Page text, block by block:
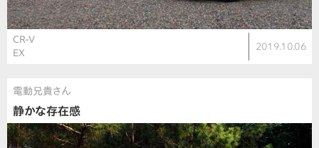
CR-V
EX
2019.10.06
電動兄貴さん
静かな存在感